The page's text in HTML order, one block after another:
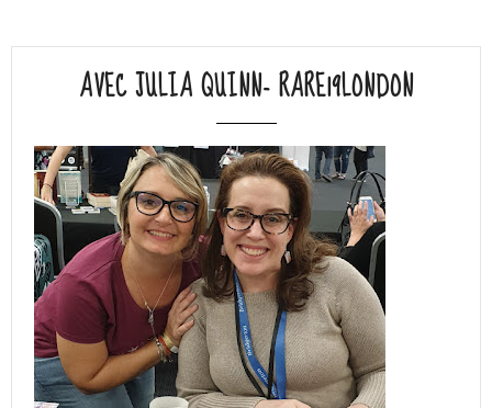
AVEC JULIA QUINN- RARE19LONDON